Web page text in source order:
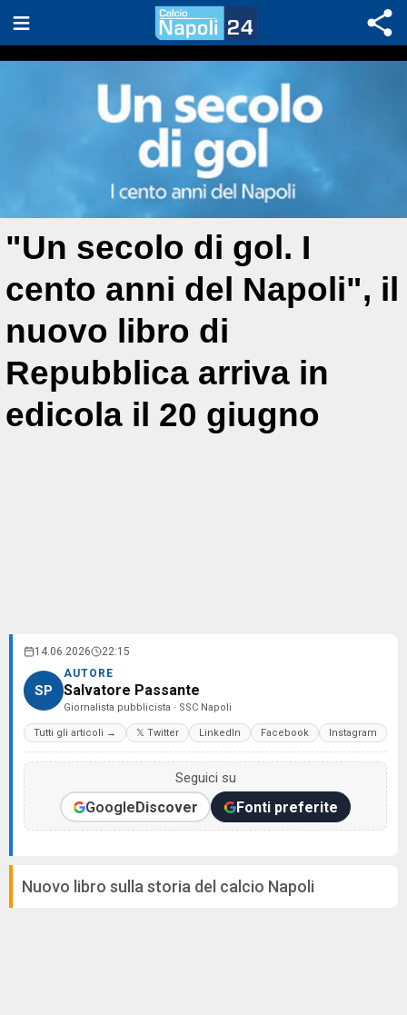
"Un secolo di gol. I
cento anni del Napoli", il
nuovo libro di
Repubblica arriva in
edicola il 20 giugno
14.06.2026 22:15
SP
AUTORE
Salvatore Passante
Giornalista pubblicista · SSC Napoli
Tutti gli articoli → 𝕏 Twitter LinkedIn Facebook Instagram
Seguici su
GoogleDiscover Fonti preferite
Nuovo libro sulla storia del calcio Napoli